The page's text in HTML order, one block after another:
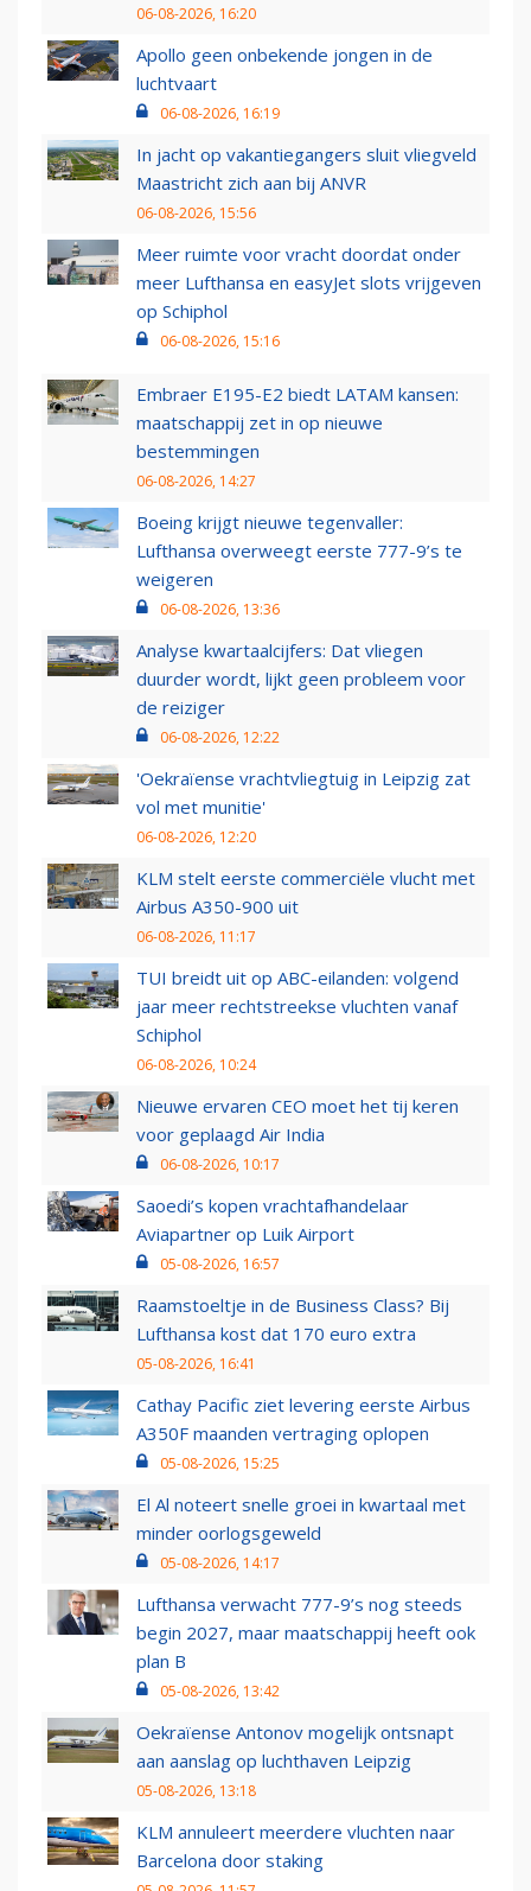
06-08-2026, 16:20
Apollo geen onbekende jongen in de
luchtvaart
06-08-2026, 16:19
In jacht op vakantiegangers sluit vliegveld
Maastricht zich aan bij ANVR
06-08-2026, 15:56
Meer ruimte voor vracht doordat onder
meer Lufthansa en easyJet slots vrijgeven
op Schiphol
06-08-2026, 15:16
Embraer E195-E2 biedt LATAM kansen:
maatschappij zet in op nieuwe
bestemmingen
06-08-2026, 14:27
Boeing krijgt nieuwe tegenvaller:
Lufthansa overweegt eerste 777-9’s te
weigeren
06-08-2026, 13:36
Analyse kwartaalcijfers: Dat vliegen
duurder wordt, lijkt geen probleem voor
de reiziger
06-08-2026, 12:22
'Oekraïense vrachtvliegtuig in Leipzig zat
vol met munitie'
06-08-2026, 12:20
KLM stelt eerste commerciële vlucht met
Airbus A350-900 uit
06-08-2026, 11:17
TUI breidt uit op ABC-eilanden: volgend
jaar meer rechtstreekse vluchten vanaf
Schiphol
06-08-2026, 10:24
Nieuwe ervaren CEO moet het tij keren
voor geplaagd Air India
06-08-2026, 10:17
Saoedi’s kopen vrachtafhandelaar
Aviapartner op Luik Airport
05-08-2026, 16:57
Raamstoeltje in de Business Class? Bij
Lufthansa kost dat 170 euro extra
05-08-2026, 16:41
Cathay Pacific ziet levering eerste Airbus
A350F maanden vertraging oplopen
05-08-2026, 15:25
El Al noteert snelle groei in kwartaal met
minder oorlogsgeweld
05-08-2026, 14:17
Lufthansa verwacht 777-9’s nog steeds
begin 2027, maar maatschappij heeft ook
plan B
05-08-2026, 13:42
Oekraïense Antonov mogelijk ontsnapt
aan aanslag op luchthaven Leipzig
05-08-2026, 13:18
KLM annuleert meerdere vluchten naar
Barcelona door staking